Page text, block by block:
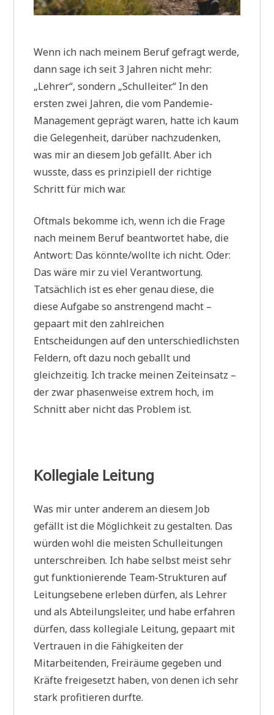
Wenn ich nach meinem Beruf gefragt werde,
dann sage ich seit 3 Jahren nicht mehr:
„Lehrer“, sondern „Schulleiter.“ In den
ersten zwei Jahren, die vom Pandemie-
Management geprägt waren, hatte ich kaum
die Gelegenheit, darüber nachzudenken,
was mir an diesem Job gefällt. Aber ich
wusste, dass es prinzipiell der richtige
Schritt für mich war.
Oftmals bekomme ich, wenn ich die Frage
nach meinem Beruf beantwortet habe, die
Antwort: Das könnte/wollte ich nicht. Oder:
Das wäre mir zu viel Verantwortung.
Tatsächlich ist es eher genau diese, die
diese Aufgabe so anstrengend macht –
gepaart mit den zahlreichen
Entscheidungen auf den unterschiedlichsten
Feldern, oft dazu noch geballt und
gleichzeitig. Ich tracke meinen Zeiteinsatz –
der zwar phasenweise extrem hoch, im
Schnitt aber nicht das Problem ist.
Kollegiale Leitung
Was mir unter anderem an diesem Job
gefällt ist die Möglichkeit zu gestalten. Das
würden wohl die meisten Schulleitungen
unterschreiben. Ich habe selbst meist sehr
gut funktionierende Team-Strukturen auf
Leitungsebene erleben dürfen, als Lehrer
und als Abteilungsleiter, und habe erfahren
dürfen, dass kollegiale Leitung, gepaart mit
Vertrauen in die Fähigkeiten der
Mitarbeitenden, Freiräume gegeben und
Kräfte freigesetzt haben, von denen ich sehr
stark profitieren durfte.